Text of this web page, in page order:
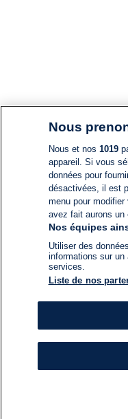
Nous
Nous et nos 1019
appareil. Si vous
données pour
désactivées, il est
menu pour
avez fait aurons un
Nos équipes
Utiliser des
informations sur un
services.
Liste de nos